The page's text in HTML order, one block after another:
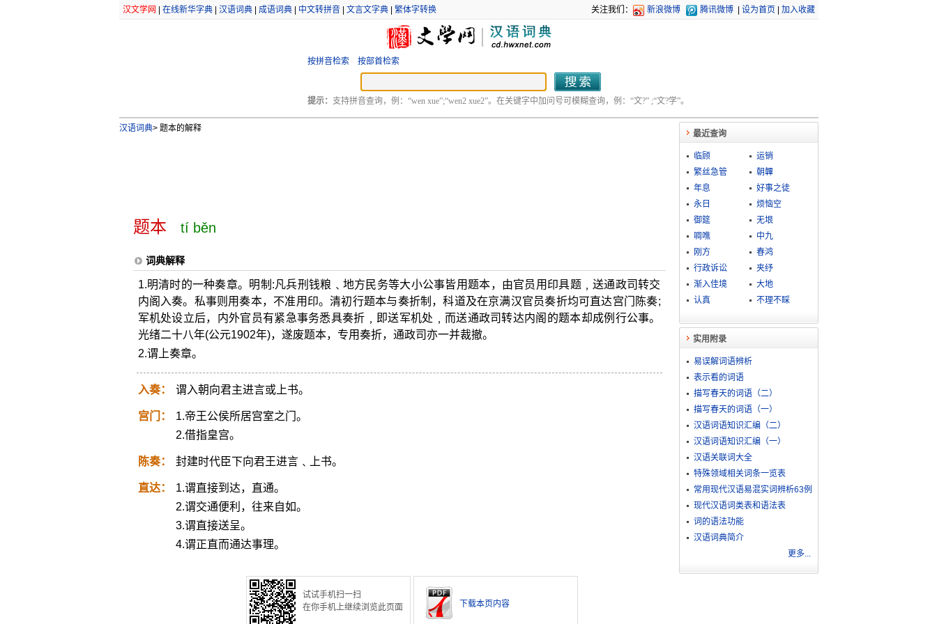
汉文学网 在线新华字典| 汉语词典| 成语词典| 中文转拼音| 文言文字典| 繁体字转换 关注我们： 新浪微博 腾讯微博 设为首页 加入收藏
按拼音检索 按部首检索
提示： 支持拼音查询，例：“wen xue”;“wen2 xue2”。在关键字中加问号可模糊查询，例：“文?” ;“文?学”。
汉语词典>题本的解释
题本 tí běn
词典解释
1.明清时的一种奏章。明制:凡兵刑钱粮﹑地方民务等大小公事皆用题本，由官员用印具题﹐送通政司转交
内阁入奏。私事则用奏本，不准用印。清初行题本与奏折制，科道及在京满汉官员奏折均可直达宫门陈奏;
军机处设立后，内外官员有紧急事务悉具奏折﹐即送军机处﹐而送通政司转达内阁的题本却成例行公事。
光绪二十八年(公元1902年)，遂废题本，专用奏折，通政司亦一并裁撤。
2.谓上奏章。
入奏： 谓入朝向君主进言或上书。
宫门：
1.帝王公侯所居宫室之门。
2.借指皇宫。
陈奏： 封建时代臣下向君王进言﹑上书。
直达：
1.谓直接到达，直通。
2.谓交通便利，往来自如。
3.谓直接送呈。
4.谓正直而通达事理。
试试手机扫一扫
在你手机上继续浏览此页面
下载本页内容
最近查询
临顾
运销
繁丝急管
朝韠
年息
好事之徒
永日
烦恼空
御筵
无垠
啁噍
中九
刚方
春鸿
行政诉讼
夹纾
渐入佳境
大地
认真
不理不睬
实用附录
易误解词语辨析
表示看的词语
描写春天的词语（二）
描写春天的词语（一）
汉语词语知识汇编（二）
汉语词语知识汇编（一）
汉语关联词大全
特殊领域相关词条一览表
常用现代汉语易混实词辨析63例
现代汉语词类表和语法表
词的语法功能
汉语词典简介
更多...